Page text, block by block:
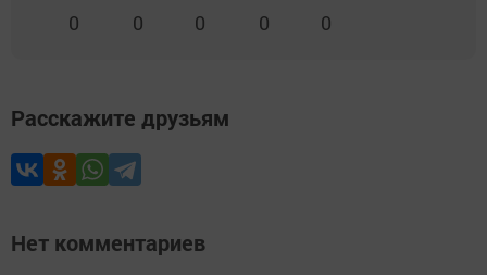
0 0 0 0 0
Расскажите друзьям
Нет комментариев